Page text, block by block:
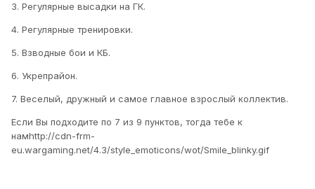
3. Регулярные высадки на ГК.
4. Регулярные тренировки.
5. Взводные бои и КБ.
6. Укрепрайон.
7. Веселый, дружный и самое главное взрослый коллектив.
Если Вы подходите по 7 из 9 пунктов, тогда тебе к
намhttp://cdn-frm-
eu.wargaming.net/4.3/style_emoticons/wot/Smile_blinky.gif